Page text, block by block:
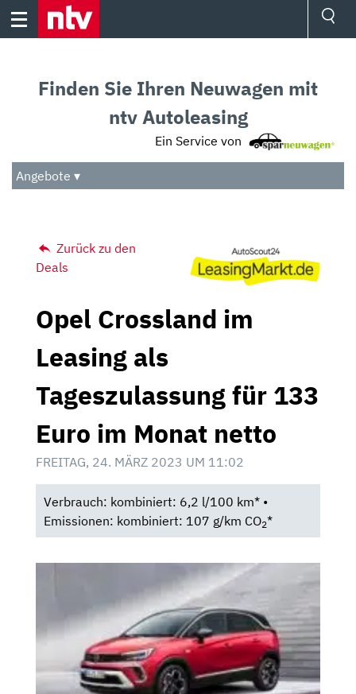
Skip
Audio
Das Beste
Finden Sie Ihren Neuwagen mit
ntv Autoleasing
Ein Service von
Angebote ▾
Zurück zu den
Deals
Opel Crossland im
Leasing als
Tageszulassung für 133
Euro im Monat netto
FREITAG, 24. MÄRZ 2023 UM 11:02
Verbrauch: kombiniert: 6,2 l/100 km* •
Emissionen: kombiniert: 107 g/km CO2*